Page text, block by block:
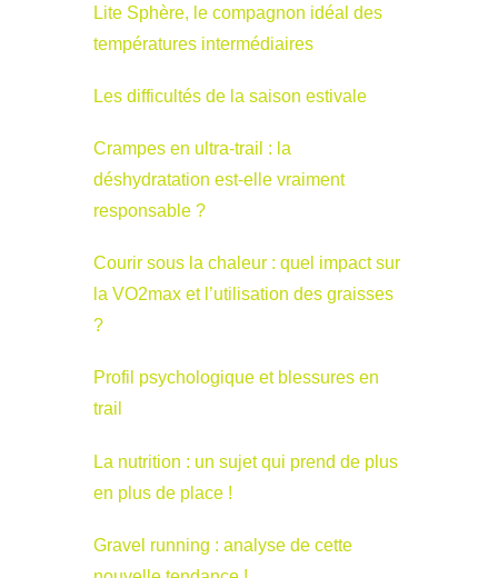
Lite Sphère, le compagnon idéal des
températures intermédiaires
Les difficultés de la saison estivale
Crampes en ultra-trail : la
déshydratation est-elle vraiment
responsable ?
Courir sous la chaleur : quel impact sur
la VO2max et l’utilisation des graisses
?
Profil psychologique et blessures en
trail
La nutrition : un sujet qui prend de plus
en plus de place !
Gravel running : analyse de cette